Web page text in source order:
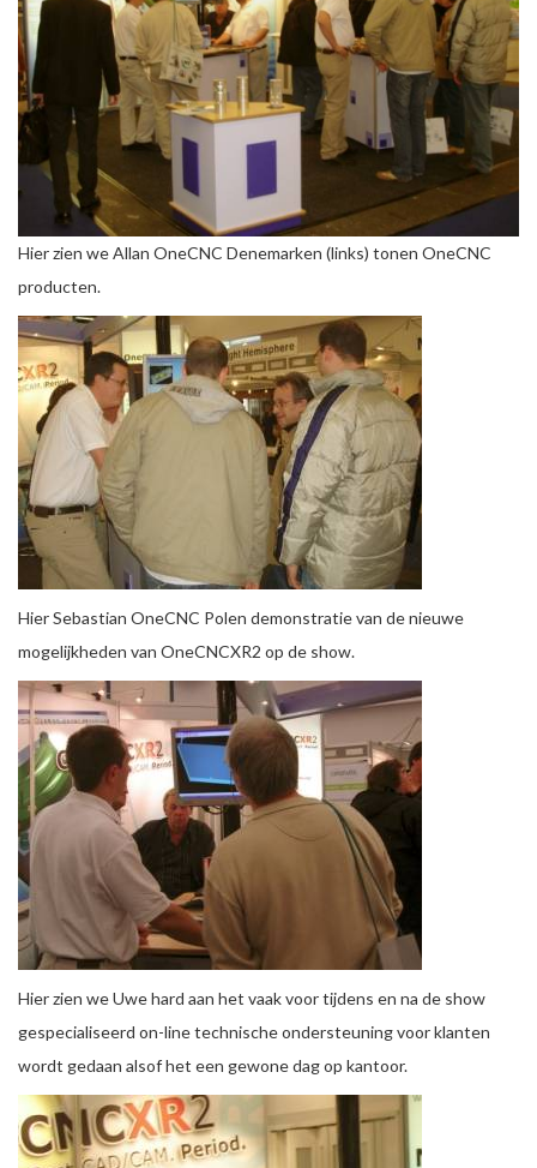
Hier zien we Allan OneCNC Denemarken (links) tonen OneCNC
producten.
Hier Sebastian OneCNC Polen demonstratie van de nieuwe
mogelijkheden van OneCNCXR2 op de show.
Hier zien we Uwe hard aan het vaak voor tijdens en na de show
gespecialiseerd on-line technische ondersteuning voor klanten
wordt gedaan alsof het een gewone dag op kantoor.